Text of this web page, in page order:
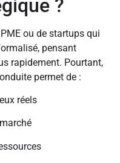
?
ou de startups qui
pensant
rapidement. Pourtant,
permet de :
réels